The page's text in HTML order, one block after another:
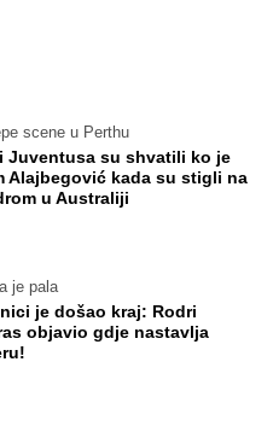
scene u Perthu
Juventusa su shvatili ko je
Alajbegović kada su stigli na
u Australiji
je pala
je došao kraj: Rodri
objavio gdje nastavlja